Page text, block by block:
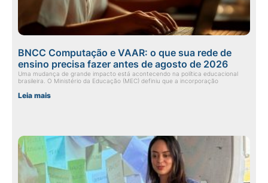
BNCC Computação e VAAR: o que sua rede de
ensino precisa fazer antes de agosto de 2026
Uma mudança de grande impacto está acontecendo na política educacional
brasileira. O Ministério da Educação (MEC) definiu que a incorporação
Leia mais